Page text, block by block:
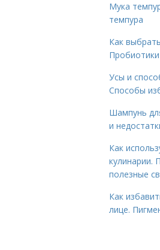
Мука
темпура
Как
Пробиотики
Усы и
Способы
Шампунь
и
Как
кулинарии.
полезные
Как
лице.